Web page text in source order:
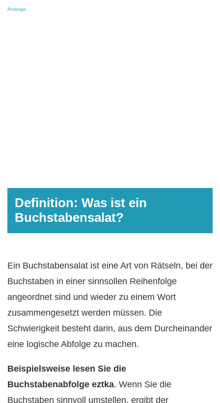
Anzeige
Definition: Was ist ein
Buchstabensalat?
Ein Buchstabensalat ist eine Art von Rätseln, bei der
Buchstaben in einer sinnsollen Reihenfolge
angeordnet sind und wieder zu einem Wort
zusammengesetzt werden müssen. Die
Schwierigkeit besteht darin, aus dem Durcheinander
eine logische Abfolge zu machen.
Beispielsweise lesen Sie die
Buchstabenabfolge eztka. Wenn Sie die
Buchstaben sinnvoll umstellen, ergibt der